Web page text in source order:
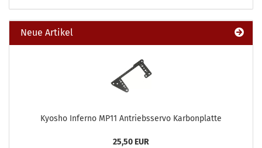
Neue Artikel
Kyosho Inferno MP11 Antriebsservo Karbonplatte
25,50 EUR